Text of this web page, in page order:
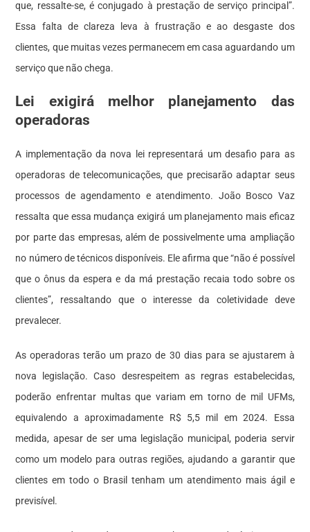
que, ressalte-se, é conjugado à prestação de serviço principal”.
Essa falta de clareza leva à frustração e ao desgaste dos
clientes, que muitas vezes permanecem em casa aguardando um
serviço que não chega.
Lei exigirá melhor planejamento das
operadoras
A implementação da nova lei representará um desafio para as
operadoras de telecomunicações, que precisarão adaptar seus
processos de agendamento e atendimento. João Bosco Vaz
ressalta que essa mudança exigirá um planejamento mais eficaz
por parte das empresas, além de possivelmente uma ampliação
no número de técnicos disponíveis. Ele afirma que “não é possível
que o ônus da espera e da má prestação recaia todo sobre os
clientes”, ressaltando que o interesse da coletividade deve
prevalecer.
As operadoras terão um prazo de 30 dias para se ajustarem à
nova legislação. Caso desrespeitem as regras estabelecidas,
poderão enfrentar multas que variam em torno de mil UFMs,
equivalendo a aproximadamente R$ 5,5 mil em 2024. Essa
medida, apesar de ser uma legislação municipal, poderia servir
como um modelo para outras regiões, ajudando a garantir que
clientes em todo o Brasil tenham um atendimento mais ágil e
previsível.